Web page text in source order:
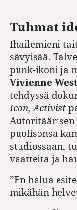
Tuhmat
Ihailemieni
sävyisää.
punk-ikoni ja
Vivienne
tehdyssä
Icon, Activist
Autoritäärisen
puolisonsa
studiossaan,
vaatteita ja
”En halua
mikähän